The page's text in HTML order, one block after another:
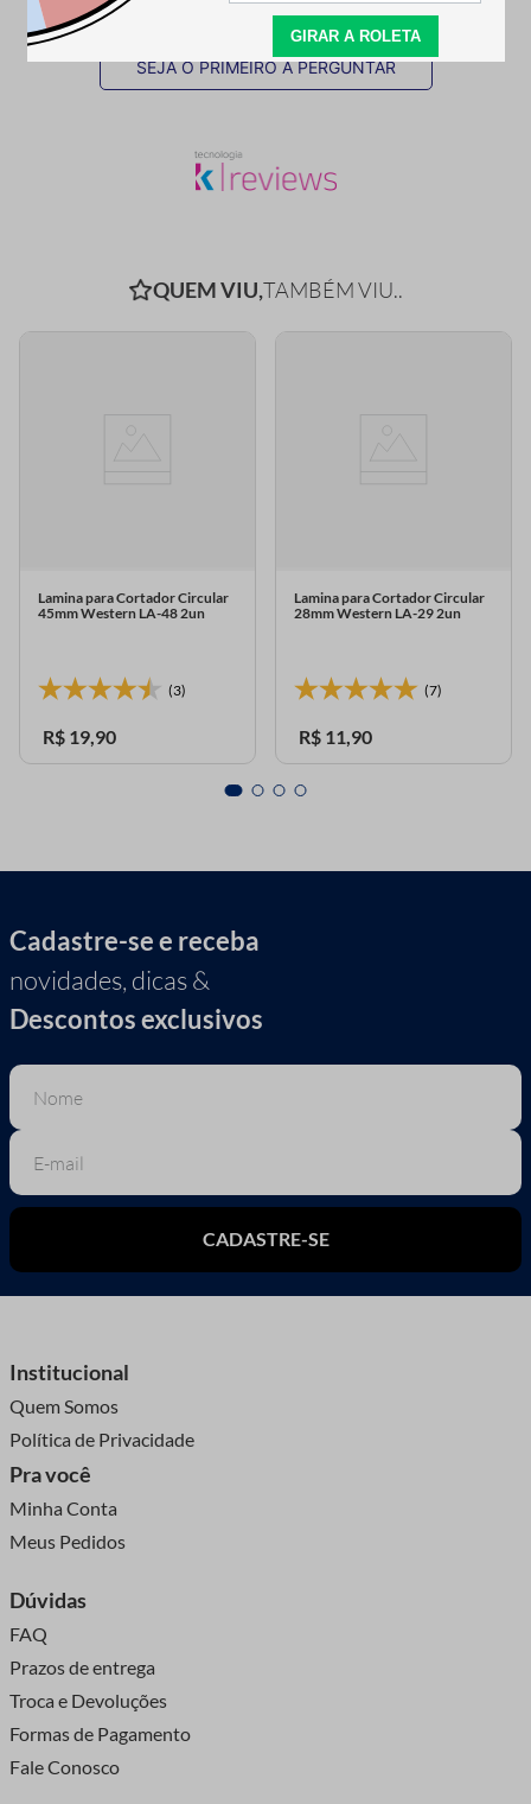
SEJA O PRIMEIRO A PERGUNTAR
QUEM VIU,TAMBÉM VIU..
Lamina para Cortador Circular
45mm Western LA-48 2un
(3)
R$ 19,90
Lamina para Cortador Circular
28mm Western LA-29 2un
(7)
R$ 11,90
Cadastre-se e receba
novidades, dicas &
Descontos exclusivos
CADASTRE-SE
Institucional
Quem Somos
Política de Privacidade
Pra você
Minha Conta
Meus Pedidos
Dúvidas
FAQ
Prazos de entrega
Troca e Devoluções
Formas de Pagamento
Fale Conosco